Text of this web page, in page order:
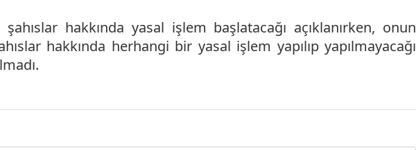
şahıslar hakkında yasal işlem başlatacağı açıklanırken, onun
hakkında herhangi bir yasal işlem yapılıp yapılmayacağı